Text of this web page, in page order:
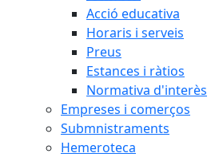
Acció educativa
Horaris i serveis
Preus
Estances i ràtios
Normativa d'interès
Empreses i comerços
Submnistraments
Hemeroteca